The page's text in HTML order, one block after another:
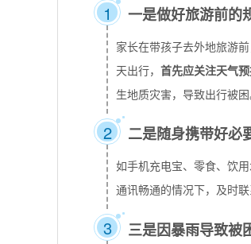
1 一是做好旅游前的
家长在带孩子去外地旅游
天出行，首先应关注天气
生地质灾害，导致出行被困
2 二是随身携带好必
如手机充电宝、零食、饮
通讯畅通的情况下，及时
3 三是因暴雨导致被